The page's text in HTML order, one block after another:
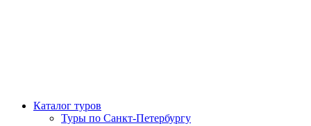
Каталог туров
Туры по Санкт-Петербургу